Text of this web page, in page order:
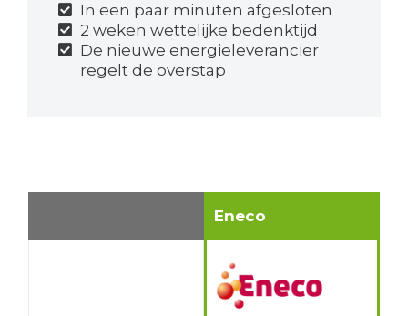
In een paar minuten afgesloten
2 weken wettelijke bedenktijd
De nieuwe energieleverancier
regelt de overstap
Eneco